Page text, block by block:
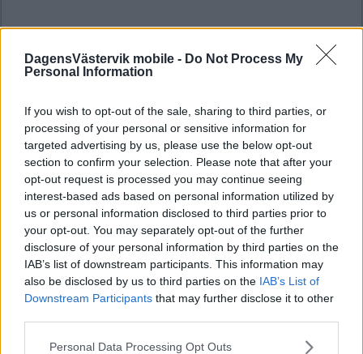
DagensVästervik mobile - Do Not Process My
Personal Information
If you wish to opt-out of the sale, sharing to third parties, or
processing of your personal or sensitive information for
targeted advertising by us, please use the below opt-out
section to confirm your selection. Please note that after your
opt-out request is processed you may continue seeing
interest-based ads based on personal information utilized by
us or personal information disclosed to third parties prior to
your opt-out. You may separately opt-out of the further
disclosure of your personal information by third parties on the
IAB’s list of downstream participants. This information may
also be disclosed by us to third parties on the IAB’s List of
Downstream Participants that may further disclose it to other
Please note that this website/app uses one or more Google
Personal Data Processing Opt Outs